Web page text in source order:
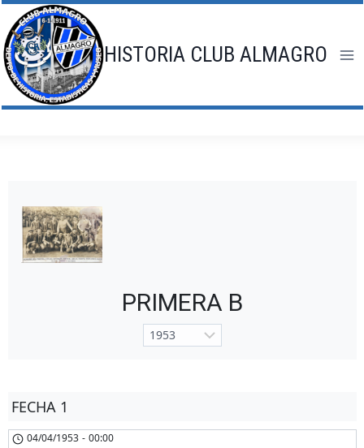
Saltar
al
contenido
HISTORIA CLUB ALMAGRO
PRIMERA B
FECHA 1
04/04/1953 - 00:00